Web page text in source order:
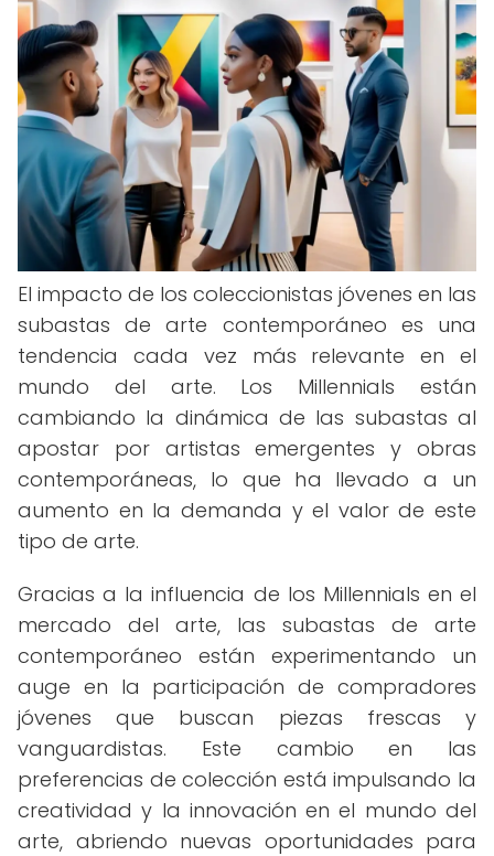
El impacto de los coleccionistas jóvenes en las
subastas de arte contemporáneo es una
tendencia cada vez más relevante en el
mundo del arte. Los Millennials están
cambiando la dinámica de las subastas al
apostar por artistas emergentes y obras
contemporáneas, lo que ha llevado a un
aumento en la demanda y el valor de este
tipo de arte.
Gracias a la influencia de los Millennials en el
mercado del arte, las subastas de arte
contemporáneo están experimentando un
auge en la participación de compradores
jóvenes que buscan piezas frescas y
vanguardistas. Este cambio en las
preferencias de colección está impulsando la
creatividad y la innovación en el mundo del
arte, abriendo nuevas oportunidades para